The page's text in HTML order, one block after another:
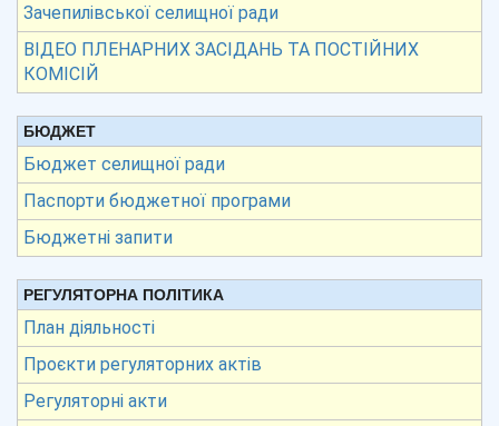
Зачепилівської селищної ради
ВІДЕО ПЛЕНАРНИХ ЗАСІДАНЬ ТА ПОСТІЙНИХ
КОМІСІЙ
БЮДЖЕТ
Бюджет селищної ради
Паспорти бюджетної програми
Бюджетні запити
РЕГУЛЯТОРНА ПОЛІТИКА
План діяльності
Проєкти регуляторних актів
Регуляторні акти